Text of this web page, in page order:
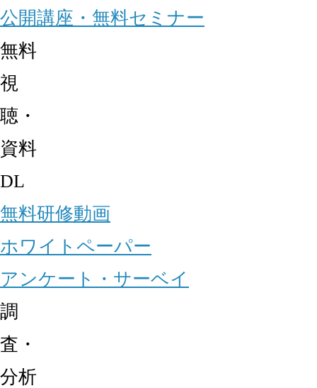
公開講座・無料セミナー
無料
視
聴・
資料
DL
無料研修動画
ホワイトペーパー
アンケート・サーベイ
調
査・
分析